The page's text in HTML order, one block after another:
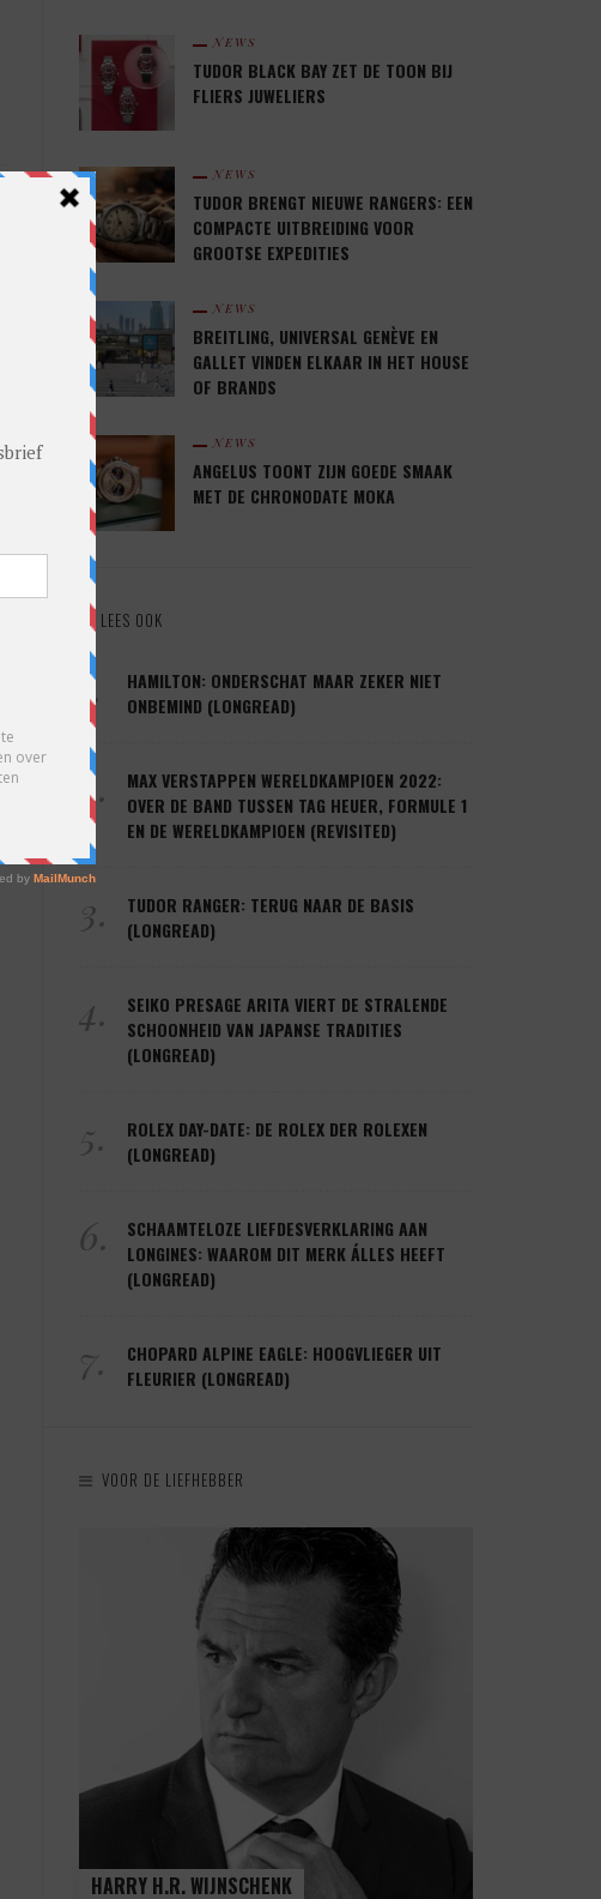
NEWS
TUDOR BLACK BAY ZET DE TOON BIJ
FLIERS JUWELIERS
NEWS
TUDOR BRENGT NIEUWE RANGERS: EEN
COMPACTE UITBREIDING VOOR
GROOTSE EXPEDITIES
NEWS
BREITLING, UNIVERSAL GENÈVE EN
GALLET VINDEN ELKAAR IN HET HOUSE
OF BRANDS
NEWS
ANGELUS TOONT ZIJN GOEDE SMAAK
MET DE CHRONODATE MOKA
LEES OOK
1.
HAMILTON: ONDERSCHAT MAAR ZEKER NIET
ONBEMIND (LONGREAD)
2.
MAX VERSTAPPEN WERELDKAMPIOEN 2022:
OVER DE BAND TUSSEN TAG HEUER, FORMULE 1
EN DE WERELDKAMPIOEN (REVISITED)
3.
TUDOR RANGER: TERUG NAAR DE BASIS
(LONGREAD)
4.
SEIKO PRESAGE ARITA VIERT DE STRALENDE
SCHOONHEID VAN JAPANSE TRADITIES
(LONGREAD)
5.
ROLEX DAY-DATE: DE ROLEX DER ROLEXEN
(LONGREAD)
6.
SCHAAMTELOZE LIEFDESVERKLARING AAN
LONGINES: WAAROM DIT MERK ÁLLES HEEFT
(LONGREAD)
7.
CHOPARD ALPINE EAGLE: HOOGVLIEGER UIT
FLEURIER (LONGREAD)
VOOR DE LIEFHEBBER
HARRY H.R. WIJNSCHENK